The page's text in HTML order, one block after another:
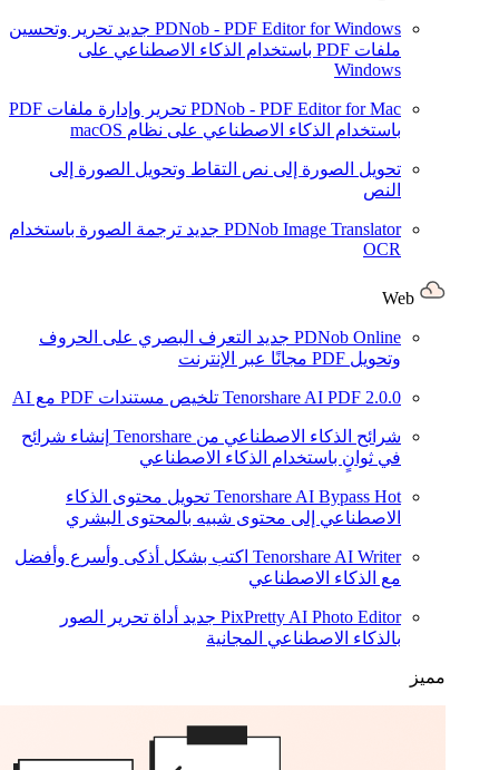
PDNob - PDF Editor for Windows جديد تحرير وتحسين
ملفات PDF باستخدام الذكاء الاصطناعي على
Windows
PDNob - PDF Editor for Mac
تحرير وإدارة ملفات PDF
باستخدام الذكاء الاصطناعي على نظام macOS
تحويل الصورة إلى نص التقاط وتحويل الصورة إلى
النص
PDNob Image Translator جديد ترجمة الصورة باستخدام
OCR
PDNob Online جديد التعرف البصري على الحروف
وتحويل PDF مجانًا عبر الإنترنت
Tenorshare AI PDF 2.0.0 تلخيص مستندات PDF مع AI
شرائح الذكاء الاصطناعي من Tenorshare
إنشاء شرائح
في ثوانٍ باستخدام الذكاء الاصطناعي
Tenorshare AI Bypass Hot
تحويل محتوى الذكاء
الاصطناعي إلى محتوى شبيه بالمحتوى البشري
Tenorshare AI Writer اكتب بشكل أذكى وأسرع وأفضل
مع الذكاء الاصطناعي
PixPretty AI Photo Editor جديد أداة تحرير الصور
بالذكاء الاصطناعي المجانية
مميز